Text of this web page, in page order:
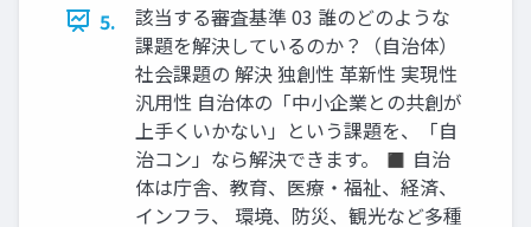
5.
該当する審査基準 03 誰のどのような
課題を解決しているのか？（自治体）
社会課題の 解決 独創性 革新性 実現性
汎用性 自治体の「中小企業との共創が
上手くいかない」という課題を、「自
治コン」なら解決できます。 ◼ 自治
体は庁舎、教育、医療・福祉、経済、
インフラ、 環境、防災、観光など多種